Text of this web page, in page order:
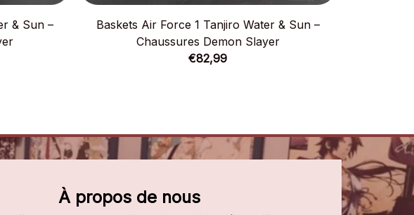
& Sun –
Baskets Air Force 1 Tanjiro Water & Sun –
Chaussures Demon Slayer
€82,99
À propos de nous